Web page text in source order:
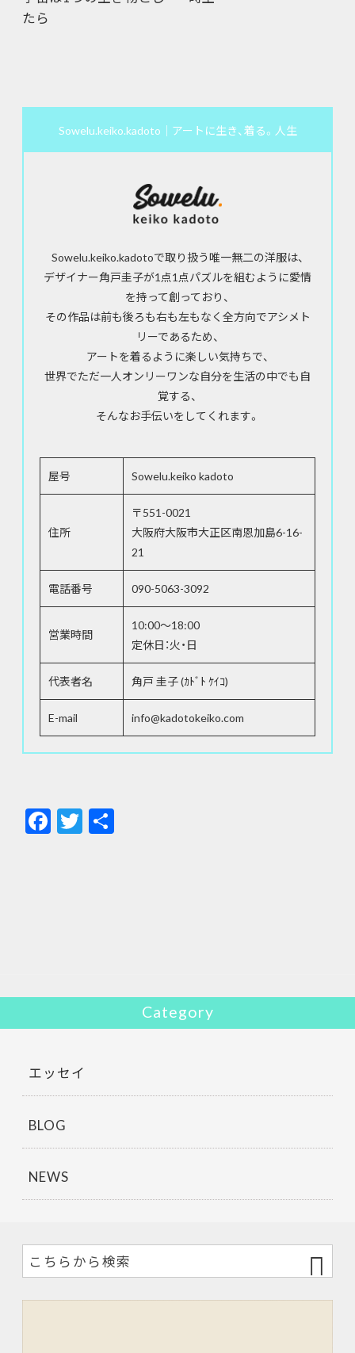
たら
Sowelu.keiko.kadoto｜アートに生き、着る。人生
Sowelu.keiko.kadotoで取り扱う唯一無二の洋服は、
デザイナー角戸圭子が1点1点パズルを組むように愛情
を持って創っており、
その作品は前も後ろも右も左もなく全方向でアシメト
リーであるため、
アートを着るように楽しい気持ちで、
世界でただ一人オンリーワンな自分を生活の中でも自
覚する、
そんなお手伝いをしてくれます。
屋号 Sowelu.keiko kadoto
住所
〒551-0021
大阪府大阪市大正区南恩加島6-16-
21
電話番号 090-5063-3092
営業時間
10:00～18:00
定休日：火・日
代表者名 角戸 圭子 (ｶﾄﾞﾄ ｹｲｺ)
E-mail info@kadotokeiko.com
F
ac
T
w
Category
エッセイ
BLOG
NEWS